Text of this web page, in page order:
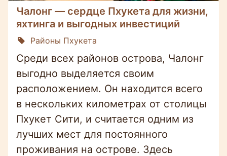
Чалонг — сердце Пхукета для жизни,
яхтинга и выгодных инвестиций
Районы Пхукета
Среди всех районов острова, Чалонг
выгодно выделяется своим
расположением. Он находится всего
в нескольких километрах от столицы
Пхукет Сити, и считается одним из
лучших мест для постоянного
проживания на острове. Здесь